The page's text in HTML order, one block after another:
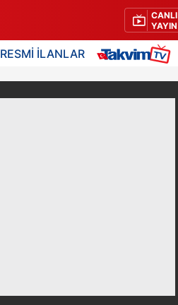
CANLI
YAYIN
RESMİ İLANLAR